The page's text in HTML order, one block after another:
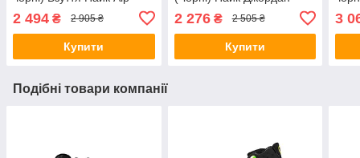
текстиль В'єтнам
2 494 ₴ 2 905 ₴
Купити
замш текстиль демісезон
В'єтнам
2 276₴ 2 505 ₴
Купити
3
Подібні товари компанії